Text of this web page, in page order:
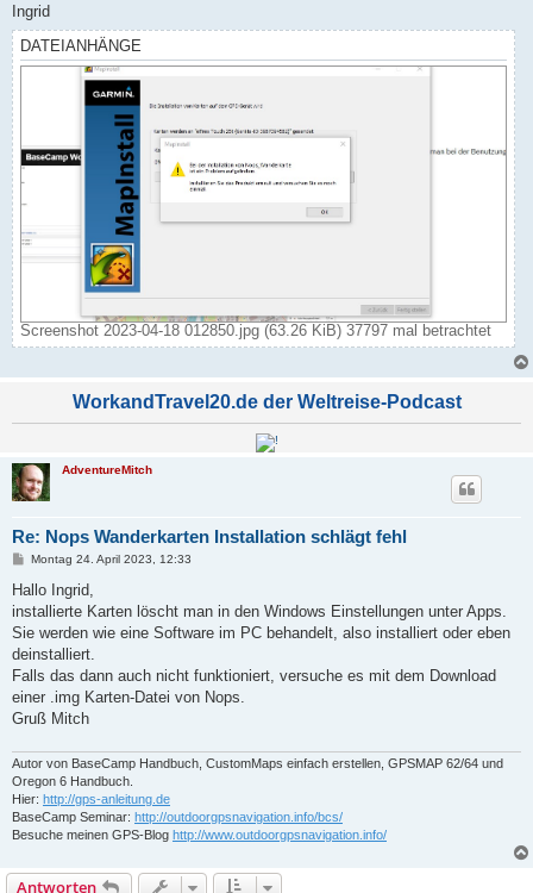
Ingrid
DATEIANHÄNGE
Screenshot 2023-04-18 012850.jpg (63.26 KiB) 37797 mal betrachtet
WorkandTravel20.de der Weltreise-Podcast
AdventureMitch
Re: Nops Wanderkarten Installation schlägt fehl
B
i
r
a
Montag 24. April 2023, 12:33
Hallo Ingrid,
installierte Karten löscht man in den Windows Einstellungen unter Apps.
Sie werden wie eine Software im PC behandelt, also installiert oder eben
deinstalliert.
Falls das dann auch nicht funktioniert, versuche es mit dem Download
einer .img Karten-Datei von Nops.
Gruß Mitch
Autor von BaseCamp Handbuch, CustomMaps einfach erstellen, GPSMAP 62/64 und
Oregon 6 Handbuch.
Hier: http://gps-anleitung.de
BaseCamp Seminar: http://outdoorgpsnavigation.info/bcs/
Besuche meinen GPS-Blog http://www.outdoorgpsnavigation.info/
Antworten